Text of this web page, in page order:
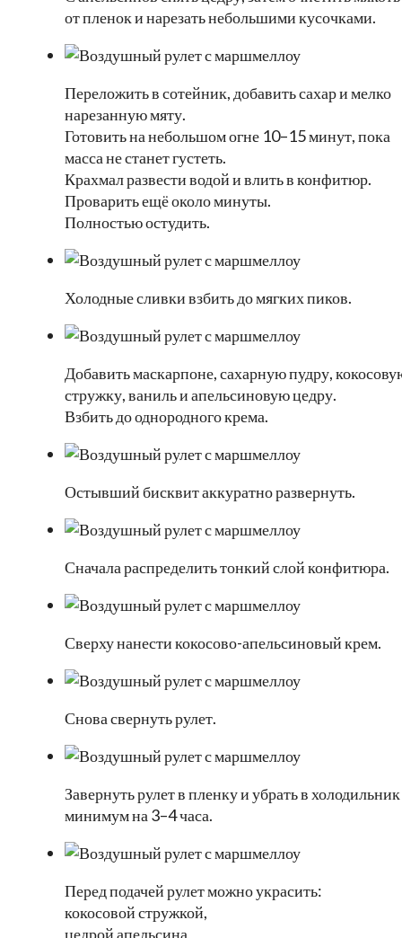
от пленок и нарезать небольшими кусочками.
Переложить в сотейник, добавить сахар и мелко
нарезанную мяту.
Готовить на небольшом огне 10–15 минут, пока
масса не станет густеть.
Крахмал развести водой и влить в конфитюр.
Проварить ещё около минуты.
Полностью остудить.
Холодные сливки взбить до мягких пиков.
Добавить маскарпоне, сахарную пудру,
стружку, ваниль и апельсиновую цедру.
Взбить до однородного крема.
Остывший бисквит аккуратно развернуть.
Сначала распределить тонкий слой конфитюра.
Сверху нанести кокосово-апельсиновый крем.
Снова свернуть рулет.
Завернуть рулет в пленку и убрать в холодильник
минимум на 3–4 часа.
Перед подачей рулет можно украсить:
кокосовой стружкой,
цедрой апельсина,